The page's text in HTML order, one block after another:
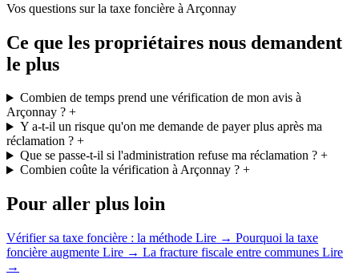
Vos questions sur la taxe foncière à Arçonnay
Ce que les propriétaires nous demandent
le plus
Combien de temps prend une vérification de mon avis à
Arçonnay ? +
Y a-t-il un risque qu'on me demande de payer plus après ma
réclamation ? +
Que se passe-t-il si l'administration refuse ma réclamation ?+
Combien coûte la vérification à Arçonnay ?+
Pour aller plus loin
Vérifier sa taxe foncière : la méthode Lire → Pourquoi la taxe
foncière augmente Lire → La fracture fiscale entre communes Lire
→